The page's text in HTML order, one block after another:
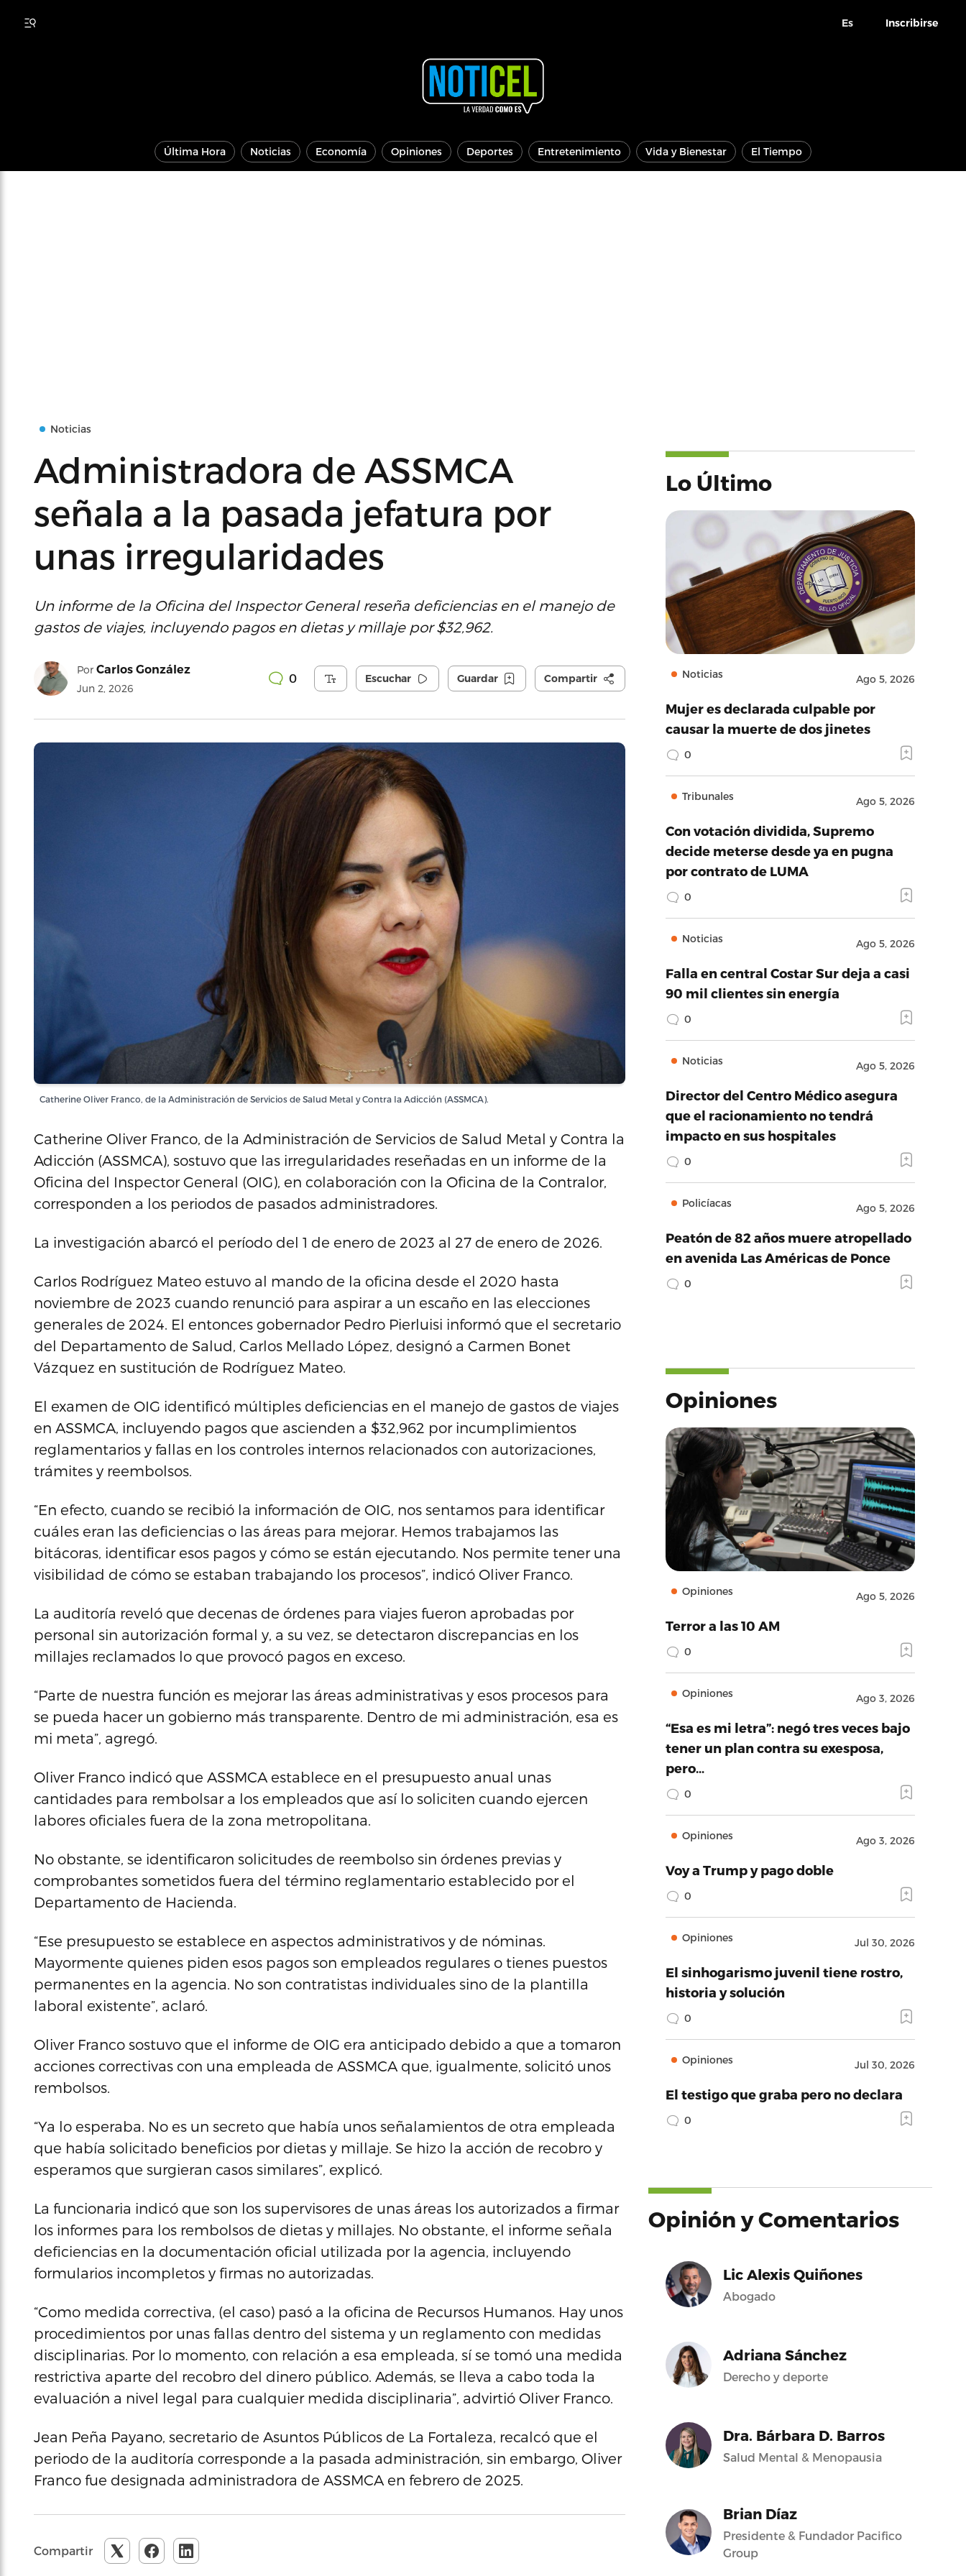
Es Inscribirse
Última Hora Noticias Economía Opiniones Deportes Entretenimiento Vida y Bienestar El Tiempo
Noticias
Administradora de ASSMCA
señala a la pasada jefatura por
unas irregularidades
Un informe de la Oficina del Inspector General reseña deficiencias en el manejo de
gastos de viajes, incluyendo pagos en dietas y millaje por $32,962.
Por Carlos González
Jun 2, 2026
0 Escuchar Guardar Compartir
Catherine Oliver Franco, de la Administración de Servicios de Salud Metal y Contra la Adicción (ASSMCA).
Catherine Oliver Franco, de la Administración de Servicios de Salud Metal y Contra la
Adicción (ASSMCA), sostuvo que las irregularidades reseñadas en un informe de la
Oficina del Inspector General (OIG), en colaboración con la Oficina de la Contralor,
corresponden a los periodos de pasados administradores.
La investigación abarcó el período del 1 de enero de 2023 al 27 de enero de 2026.
Carlos Rodríguez Mateo estuvo al mando de la oficina desde el 2020 hasta
noviembre de 2023 cuando renunció para aspirar a un escaño en las elecciones
generales de 2024. El entonces gobernador Pedro Pierluisi informó que el secretario
del Departamento de Salud, Carlos Mellado López, designó a Carmen Bonet
Vázquez en sustitución de Rodríguez Mateo.
El examen de OIG identificó múltiples deficiencias en el manejo de gastos de viajes
en ASSMCA, incluyendo pagos que ascienden a $32,962 por incumplimientos
reglamentarios y fallas en los controles internos relacionados con autorizaciones,
trámites y reembolsos.
“En efecto, cuando se recibió la información de OIG, nos sentamos para identificar
cuáles eran las deficiencias o las áreas para mejorar. Hemos trabajamos las
bitácoras, identificar esos pagos y cómo se están ejecutando. Nos permite tener una
visibilidad de cómo se estaban trabajando los procesos”, indicó Oliver Franco.
La auditoría reveló que decenas de órdenes para viajes fueron aprobadas por
personal sin autorización formal y, a su vez, se detectaron discrepancias en los
millajes reclamados lo que provocó pagos en exceso.
“Parte de nuestra función es mejorar las áreas administrativas y esos procesos para
se pueda hacer un gobierno más transparente. Dentro de mi administración, esa es
mi meta”, agregó.
Oliver Franco indicó que ASSMCA establece en el presupuesto anual unas
cantidades para rembolsar a los empleados que así lo soliciten cuando ejercen
labores oficiales fuera de la zona metropolitana.
No obstante, se identificaron solicitudes de reembolso sin órdenes previas y
comprobantes sometidos fuera del término reglamentario establecido por el
Departamento de Hacienda.
“Ese presupuesto se establece en aspectos administrativos y de nóminas.
Mayormente quienes piden esos pagos son empleados regulares o tienes puestos
permanentes en la agencia. No son contratistas individuales sino de la plantilla
laboral existente”, aclaró.
Oliver Franco sostuvo que el informe de OIG era anticipado debido a que a tomaron
acciones correctivas con una empleada de ASSMCA que, igualmente, solicitó unos
rembolsos.
“Ya lo esperaba. No es un secreto que había unos señalamientos de otra empleada
que había solicitado beneficios por dietas y millaje. Se hizo la acción de recobro y
esperamos que surgieran casos similares”, explicó.
La funcionaria indicó que son los supervisores de unas áreas los autorizados a firmar
los informes para los rembolsos de dietas y millajes. No obstante, el informe señala
deficiencias en la documentación oficial utilizada por la agencia, incluyendo
formularios incompletos y firmas no autorizadas.
“Como medida correctiva, (el caso) pasó a la oficina de Recursos Humanos. Hay unos
procedimientos por unas fallas dentro del sistema y un reglamento con medidas
disciplinarias. Por lo momento, con relación a esa empleada, sí se tomó una medida
restrictiva aparte del recobro del dinero público. Además, se lleva a cabo toda la
evaluación a nivel legal para cualquier medida disciplinaria”, advirtió Oliver Franco.
Jean Peña Payano, secretario de Asuntos Públicos de La Fortaleza, recalcó que el
periodo de la auditoría corresponde a la pasada administración, sin embargo, Oliver
Franco fue designada administradora de ASSMCA en febrero de 2025.
Compartir
Lo Último
Noticias Ago 5, 2026
Mujer es declarada culpable por
causar la muerte de dos jinetes
0
Tribunales Ago 5, 2026
Con votación dividida, Supremo
decide meterse desde ya en pugna
por contrato de LUMA
0
Noticias Ago 5, 2026
Falla en central Costar Sur deja a casi
90 mil clientes sin energía
0
Noticias Ago 5, 2026
Director del Centro Médico asegura
que el racionamiento no tendrá
impacto en sus hospitales
0
Policíacas Ago 5, 2026
Peatón de 82 años muere atropellado
en avenida Las Américas de Ponce
0
Opiniones
Opiniones Ago 5, 2026
Terror a las 10 AM
0
Opiniones Ago 3, 2026
“Esa es mi letra”: negó tres veces bajo
tener un plan contra su exesposa,
pero…
0
Opiniones Ago 3, 2026
Voy a Trump y pago doble
0
Opiniones Jul 30, 2026
El sinhogarismo juvenil tiene rostro,
historia y solución
0
Opiniones Jul 30, 2026
El testigo que graba pero no declara
0
Opinión y Comentarios
Lic Alexis Quiñones
Abogado
Adriana Sánchez
Derecho y deporte
Dra. Bárbara D. Barros
Salud Mental & Menopausia
Brian Díaz
Presidente & Fundador Pacifico
Group